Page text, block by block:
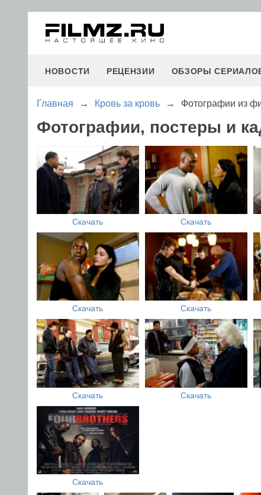
НОВОСТИ РЕЦЕНЗИИ ОБЗОРЫ
Главная → Кровь за кровь → Фотографии из
Фотографии, постеры и
Скачать Скачать
Скачать Скачать
Скачать Скачать
Скачать